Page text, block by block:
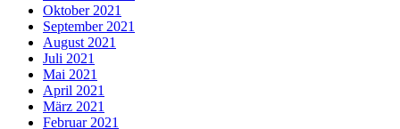
Oktober 2021
September 2021
August 2021
Juli 2021
Mai 2021
April 2021
März 2021
Februar 2021